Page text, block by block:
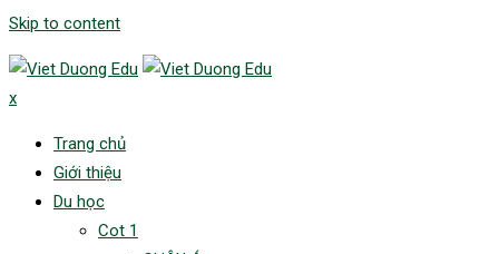
Skip to content
x
Trang chủ
Giới thiệu
Du học
Cot 1